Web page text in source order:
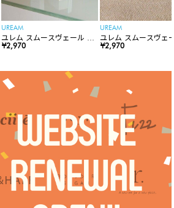
UREAM
ユレム スムースヴェール リ
ップスティック
¥2,970
UREAM
ユレム スムースヴェ
ップスティック
¥2,970